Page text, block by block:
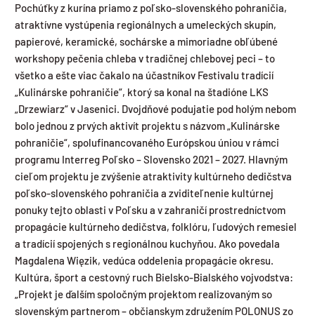
Pochúťky z kurína priamo z poľsko-slovenského pohraničia,
atraktívne vystúpenia regionálnych a umeleckých skupín,
papierové, keramické, sochárske a mimoriadne obľúbené
workshopy pečenia chleba v tradičnej chlebovej peci – to
všetko a ešte viac čakalo na účastníkov Festivalu tradícií
„Kulinárske pohraničie“, ktorý sa konal na štadióne LKS
„Drzewiarz“ v Jasenici. Dvojdňové podujatie pod holým nebom
bolo jednou z prvých aktivít projektu s názvom „Kulinárske
pohraničie“, spolufinancovaného Európskou úniou v rámci
programu Interreg Poľsko – Slovensko 2021 – 2027. Hlavným
cieľom projektu je zvýšenie atraktivity kultúrneho dedičstva
poľsko-slovenského pohraničia a zviditeľnenie kultúrnej
ponuky tejto oblasti v Poľsku a v zahraničí prostredníctvom
propagácie kultúrneho dedičstva, folklóru, ľudových remesiel
a tradícií spojených s regionálnou kuchyňou. Ako povedala
Magdalena Więzik, vedúca oddelenia propagácie okresu.
Kultúra, šport a cestovný ruch Bielsko-Bialského vojvodstva:
„Projekt je ďalším spoločným projektom realizovaným so
slovenským partnerom – občianskym združením POLONUS zo